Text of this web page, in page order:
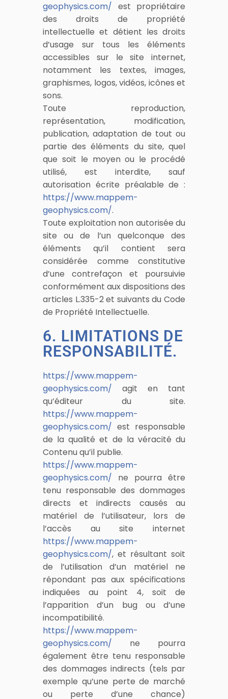
geophysics.com/ est propriétaire
des droits de propriété
intellectuelle et détient les droits
d’usage sur tous les éléments
accessibles sur le site internet,
notamment les textes, images,
graphismes, logos, vidéos, icônes et
sons.
Toute reproduction,
représentation, modification,
publication, adaptation de tout ou
partie des éléments du site, quel
que soit le moyen ou le procédé
utilisé, est interdite, sauf
autorisation écrite préalable de :
https://www.mappem-
geophysics.com/.
Toute exploitation non autorisée du
site ou de l’un quelconque des
éléments qu’il contient sera
considérée comme constitutive
d’une contrefaçon et poursuivie
conformément aux dispositions des
articles L.335-2 et suivants du Code
de Propriété Intellectuelle.
6. LIMITATIONS DE
RESPONSABILITÉ.
https://www.mappem-
geophysics.com/ agit en tant
qu’éditeur du site.
https://www.mappem-
geophysics.com/ est responsable
de la qualité et de la véracité du
Contenu qu’il publie.
https://www.mappem-
geophysics.com/ ne pourra être
tenu responsable des dommages
directs et indirects causés au
matériel de l’utilisateur, lors de
l’accès au site internet
https://www.mappem-
geophysics.com/, et résultant soit
de l’utilisation d’un matériel ne
répondant pas aux spécifications
indiquées au point 4, soit de
l’apparition d’un bug ou d’une
incompatibilité.
https://www.mappem-
geophysics.com/ ne pourra
également être tenu responsable
des dommages indirects (tels par
exemple qu’une perte de marché
ou perte d’une chance)